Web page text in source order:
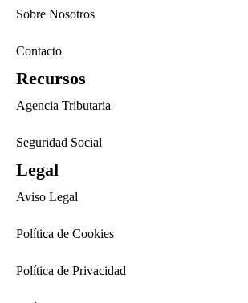
Sobre Nosotros
Contacto
Recursos
Agencia Tributaria
Seguridad Social
Legal
Aviso Legal
Política de Cookies
Política de Privacidad